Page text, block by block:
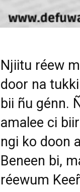
Njiitu réew
door na
bii ñu génn.
amalee ci
ngi ko doon
Beneen bi,
réewum